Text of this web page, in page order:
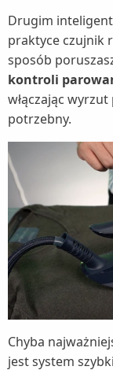
Drugim
praktyce czujnik
sposób
kontroli
włączając
potrzebny.
Chyba
jest system